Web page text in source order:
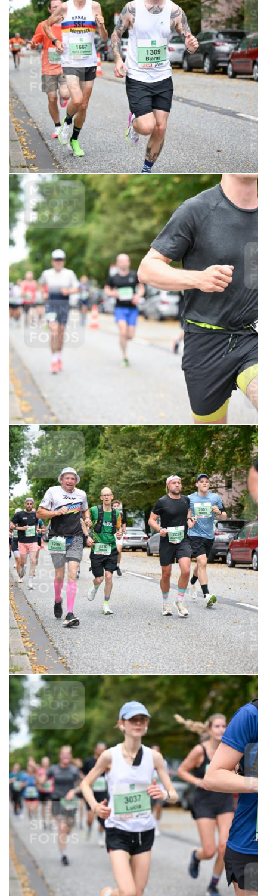
6,99 € MERKEN
21.09.2025 10:30:58
6,99 € MERKEN
21.09.2025 10:38:22
6,99 € MERKEN
21.09.2025 10:43:03